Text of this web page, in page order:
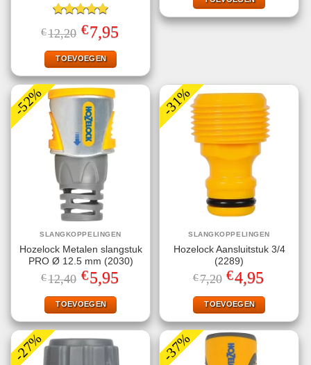
Gewaardeerd
5.00uit 5
€12,20 Oorspronkelijke
prijs
was:
€12,20.
€7,95prijs
TOEVOEGEN
-52%
SLANGKOPPELINGEN
Hozelock Metalen slangstuk
PRO Ø 12.5 mm (2030)
€12,40 Oorspronkelijke
prijs
was:
€12,40.
€5,95prijs
TOEVOEGEN
-31%
SLANGKOPPELINGEN
Hozelock Aansluitstuk 3/4
(2289)
€7,20 Oorspronkelijke
prijs
was:
€7,20.
€4,95
is:
€4,95.
TOEVOEGEN
-27% -37%